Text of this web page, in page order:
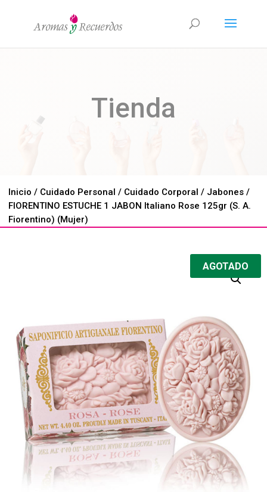
Tienda
Inicio / Cuidado Personal / Cuidado Corporal / Jabones /
FIORENTINO ESTUCHE 1 JABON Italiano Rose 125gr (S. A.
Fiorentino) (Mujer)
AGOTADO